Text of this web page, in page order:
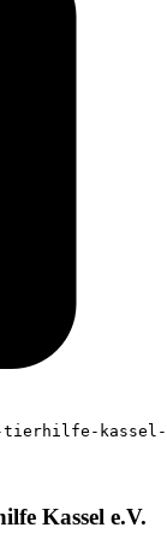
tierhilfe-kassel-
Kassel e.V.